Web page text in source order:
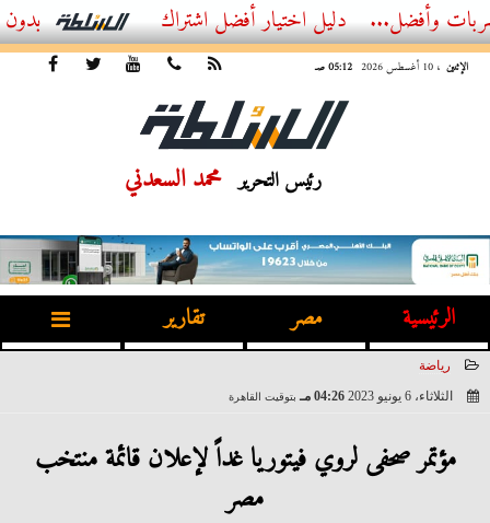
أفضل اشتراك IPTV بدون تقطيع 2026 – دليل المشاهد العصري
الإثنين ، 10 أغسطس 2026 05:12 صـ
رئيس التحرير محمد السعدني
الرئيسية مصر تقارير
رياضة
الثلاثاء، 6 يونيو 2023
04:26 مـ بتوقيت القاهرة
مؤتمر صحفى لروي فيتوريا غداً لإعلان قائمة منتخب
مصر